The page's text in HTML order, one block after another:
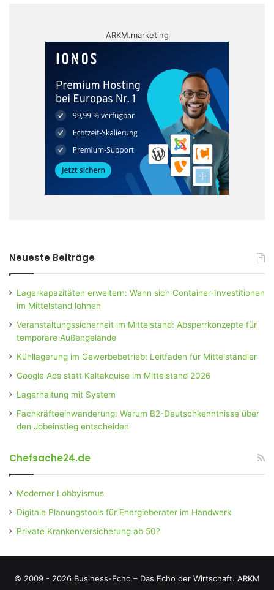
ARKM.marketing
Neueste Beiträge
Lagerkapazitäten erweitern: Wann sich Container-Investitionen
im Mittelstand lohnen
Veranstaltungssicherheit im Mittelstand: Absperrkonzepte für
temporäre Außengelände
Kühllagerung im Gewerbebetrieb: Leitfaden für Mittelständler
Google Ads statt Kaltakquise im Mittelstand 2026
Lagerhaltung mit System
Fachkräfteeinwanderung: Warum B2-Deutschkenntnisse über
den Jobeinstieg entscheiden
Chefsache24.de
Moderner Lobbyismus
Digitale Planungstools für Energieberater im Handwerk
Private Krankenversicherung ab 50?
© 2009 - 2026 Business-Echo – Das Echo der Wirtschaft. ARKM